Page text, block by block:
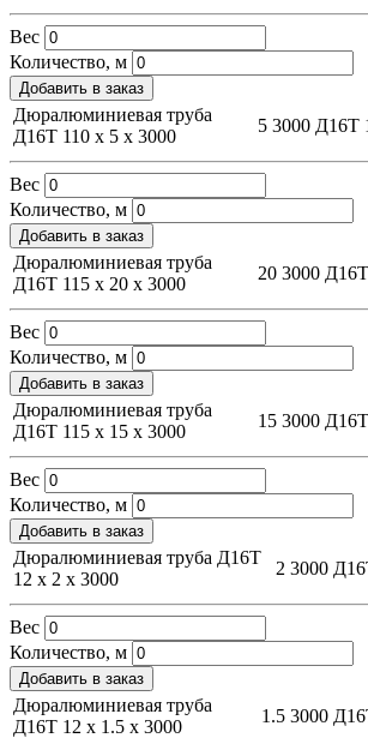
Вес
Количество, м
Добавить в заказ
Дюралюминиевая труба
Д16Т 110 х 5 х 3000
5 3000 Д16Т
Вес
Количество, м
Добавить в заказ
Дюралюминиевая труба
Д16Т 115 х 20 х 3000
20 3000 Д16Т
Вес
Количество, м
Добавить в заказ
Дюралюминиевая труба
Д16Т 115 х 15 х 3000
15 3000 Д16Т
Вес
Количество, м
Добавить в заказ
Дюралюминиевая труба Д16Т
12 х 2 х 3000
2 3000
Вес
Количество, м
Добавить в заказ
Дюралюминиевая труба
Д16Т 12 х 1.5 х 3000
1.5 3000